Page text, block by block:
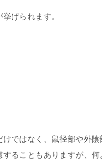
げられます。
ではなく、鼠径部や外
ることもありますが、何